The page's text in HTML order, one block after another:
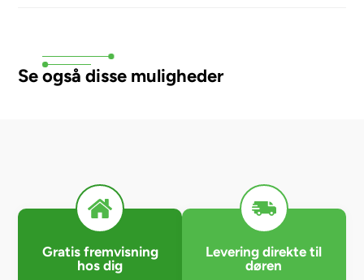
Se også disse muligheder
Gratis fremvisning
hos dig
Levering direkte til
døren